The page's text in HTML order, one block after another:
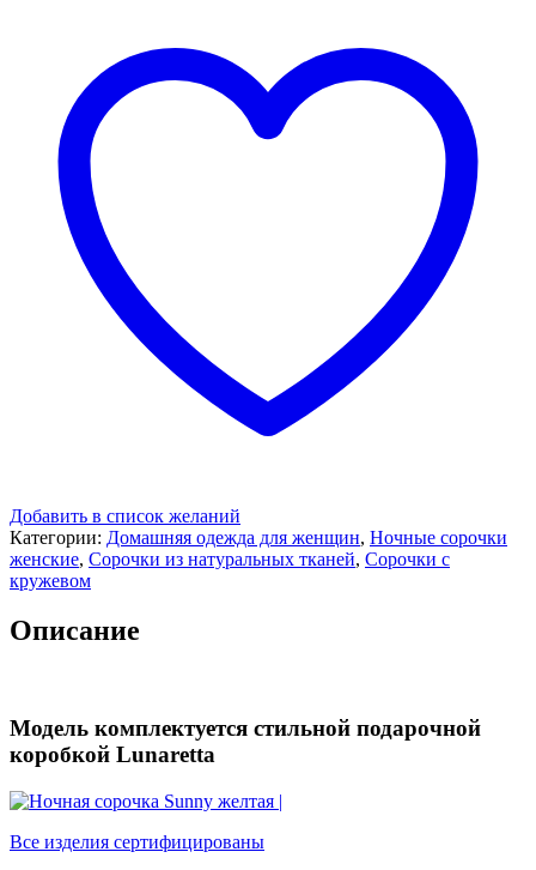
Добавить в список желаний
Категории: Домашняя одежда для женщин, Ночные сорочки
женские, Сорочки из натуральных тканей, Сорочки с
кружевом
Описание
Модель комплектуется стильной подарочной
коробкой Lunaretta
Все изделия сертифицированы